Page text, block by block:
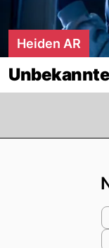
Heiden AR